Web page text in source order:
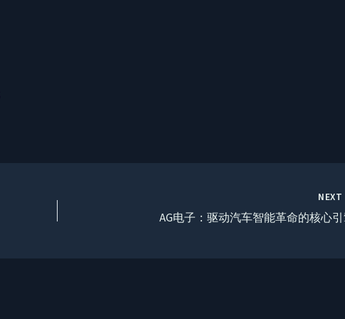
NEXT
AG电子：驱动汽车智能革命的核心